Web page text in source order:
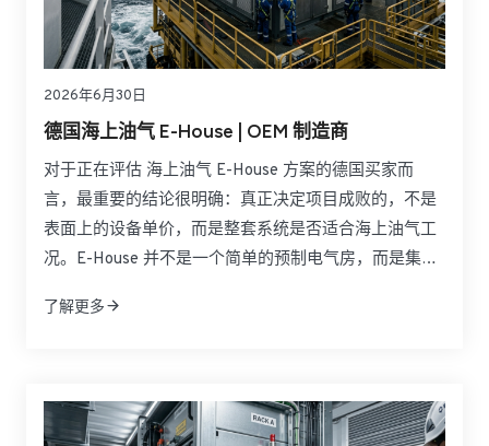
2026年6月30日
德国海上油气 E-House | OEM 制造商
对于正在评估 海上油气 E-House 方案的德国买家而
言，最重要的结论很明确：真正决定项目成败的，不是
表面上的设备单价，而是整套系统是否适合海上油气工
况。E-House 并不是一个简单的预制电气房，而是集成
保护于一体的模块化电力基础设施。面对北海海上平
期运行可靠性。
了解更多